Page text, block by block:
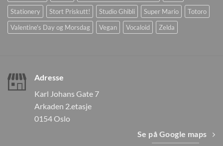
Stationery
Stort Priskutt! Studio Ghibli Super Mario
Totoro
Valentine's Day og Morsdag
Vegan Vocaloid Zelda
Adresse
Karl Johans Gate 7
Arkaden 2.etasje
0154 Oslo
Se på Google maps